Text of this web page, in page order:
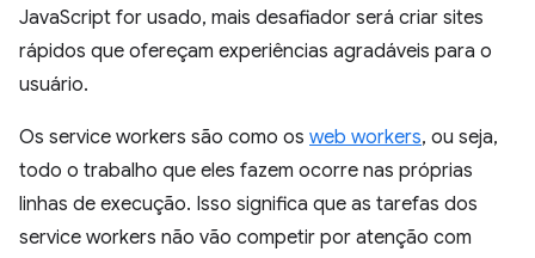
JavaScript for usado, mais desafiador será criar sites
rápidos que ofereçam experiências agradáveis para o
usuário.
Os service workers são como os web workers, ou seja,
todo o trabalho que eles fazem ocorre nas próprias
linhas de execução. Isso significa que as tarefas dos
service workers não vão competir por atenção com